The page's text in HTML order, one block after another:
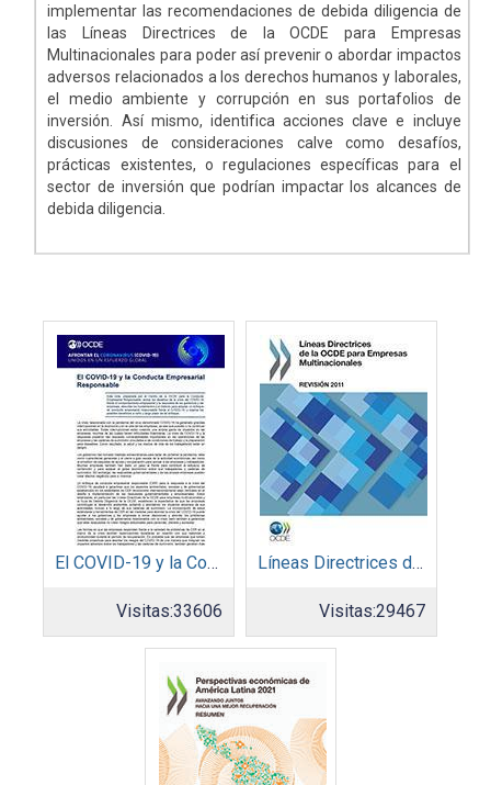
implementar las recomendaciones de debida diligencia de
las Líneas Directrices de la OCDE para Empresas
Multinacionales para poder así prevenir o abordar impactos
adversos relacionados a los derechos humanos y laborales,
el medio ambiente y corrupción en sus portafolios de
inversión. Así mismo, identifica acciones clave e incluye
discusiones de consideraciones calve como desafíos,
prácticas existentes, o regulaciones específicas para el
sector de inversión que podrían impactar los alcances de
debida diligencia.
El COVID-19 y la Conducta Empresarial Responsable
Visitas:33606
Líneas Directrices de la OCDE para Empresas Multinacionales – Revisión 2011
Visitas:29467